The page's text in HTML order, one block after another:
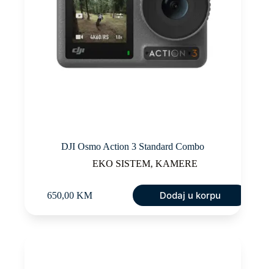
DJI Osmo Action 3 Standard Combo
EKO SISTEM,KAMERE
650,00 KM Dodaj u korpu